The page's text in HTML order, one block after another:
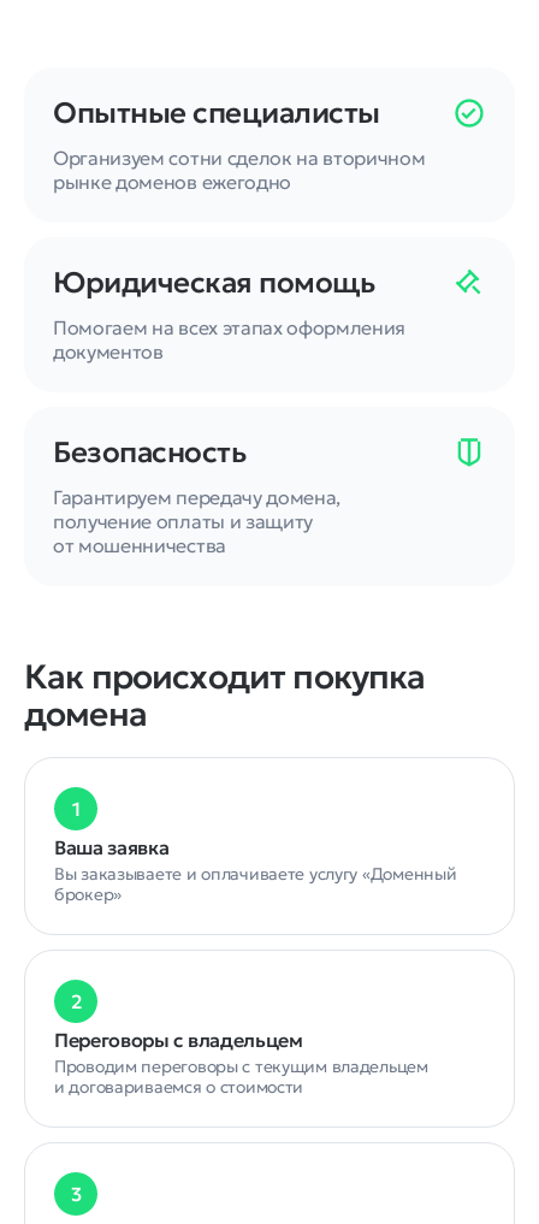
Опытные специалисты
Организуем сотни сделок на вторичном
рынке доменов ежегодно
Юридическая помощь
Помогаем на всех этапах оформления
документов
Безопасность
Гарантируем передачу домена,
получение оплаты и защиту
от мошенничества
Как происходит покупка
домена
1
Ваша заявка
Вы заказываете и оплачиваете услугу «Доменный
брокер»
2
Переговоры с владельцем
Проводим переговоры с текущим владельцем
и договариваемся о стоимости
3